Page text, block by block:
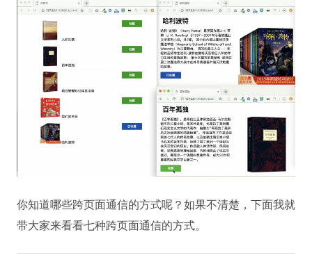
你知道哪些跨页面通信的方式呢？如果不清楚，下面我就
带大家来看看七种跨页面通信的方式。